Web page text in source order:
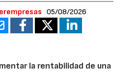
05/08/2026
la rentabilidad de una